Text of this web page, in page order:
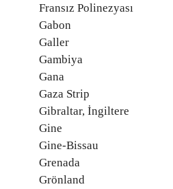
Fransız Polinezyası
Gabon
Galler
Gambiya
Gana
Gaza Strip
Gibraltar, İngiltere
Gine
Gine-Bissau
Grenada
Grönland